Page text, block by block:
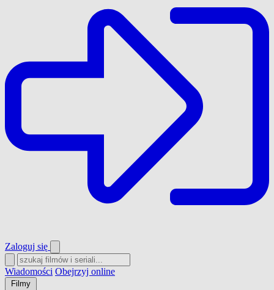
Zaloguj się
Wiadomości Obejrzyj online
Filmy